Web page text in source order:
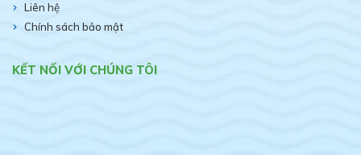
Liên hệ
Chính sách bảo mật
KẾT NỐI VỚI CHÚNG TÔI